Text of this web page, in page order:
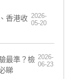
香港收 2026-
05-20
最準？檢
睇
2026-
06-23